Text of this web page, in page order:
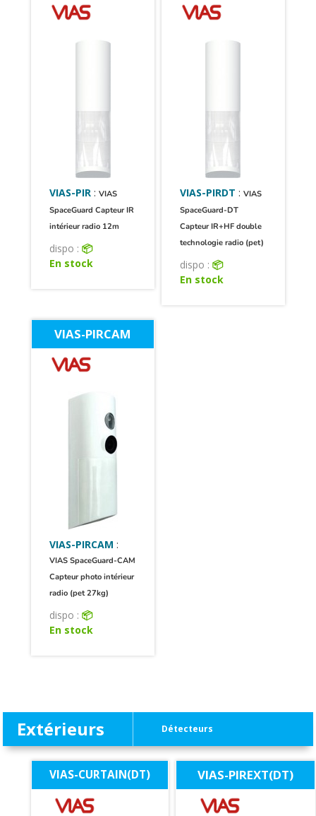
VIAS-PIR :VIAS
SpaceGuard Capteur IR
intérieur radio 12m
dispo : 📦
En stock
VIAS-PIRDT : VIAS
SpaceGuard-DT
Capteur IR+HF double
technologie radio (pet)
dispo : 📦
En stock
VIAS-PIRCAM
VIAS-PIRCAM :
VIAS SpaceGuard-CAM
Capteur photo intérieur
radio (pet 27kg)
dispo : 📦
En stock
Extérieurs Détecteurs
VIAS-CURTAIN(DT) VIAS-PIREXT(DT)